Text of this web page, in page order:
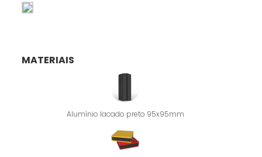
MATERIAIS
Alumínio lacado preto 95x95mm